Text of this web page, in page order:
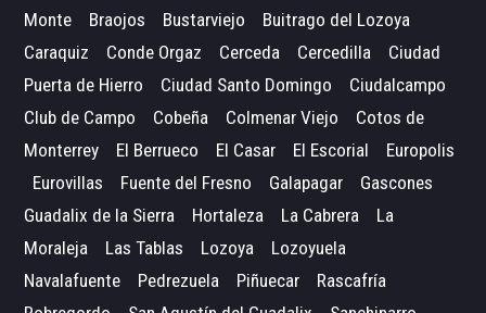
Monte
Braojos Bustarviejo
Buitrago del Lozoya
Caraquiz
Conde Orgaz Cerceda Cercedilla
Ciudad
Puerta de Hierro
Ciudad Santo Domingo
Ciudalcampo
Club de Campo
Cobeña Colmenar Viejo
Cotos de
Monterrey
El Berrueco El Casar El Escorial
Europolis
Eurovillas
Fuente del Fresno Galapagar
Gascones
Guadalix de la Sierra
Hortaleza La Cabrera
La
Moraleja
Las Tablas Lozoya
Lozoyuela
Navalafuente
Pedrezuela Piñuecar
Rascafría